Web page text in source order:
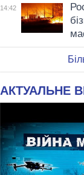
14:42
АКТУАЛЬНЕ